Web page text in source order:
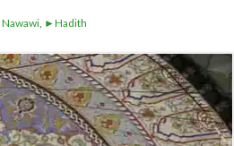
Nawawi, ►Hadith